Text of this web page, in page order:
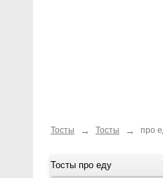
Тосты → Тосты → про
Тосты про еду